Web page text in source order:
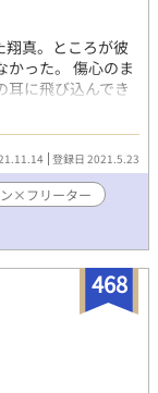
翔真。ところが彼
かった。 傷心のま
耳に飛び込んでき
は天使のような歌
間には幾つもの壁
を失っていた。
登録日 2021.5.23
×フリーター
468